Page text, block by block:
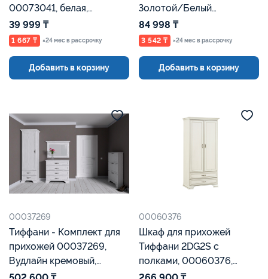
00073041, белая,
Евромебель
39 999 ₸
1 667 ₸ ×24 мес в рассрочку
Добавить в корзину
Золотой/Белый
Текстурный, Евромебель
84 998 ₸
3 542 ₸ ×24 мес в рассрочку
Добавить в корзину
00037269
Тиффани - Комплект для
прихожей 00037269,
Вудлайн кремовый,
Анрэкс
00060376
Шкаф для прихожей
Тиффани 2DG2S с
полками, 00060376,
Вудлайн кремовый,